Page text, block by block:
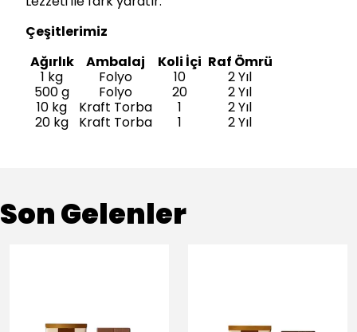
Çeşitlerimiz
Ağırlık
Ambalaj Koli İçi Raf Ömrü
1 kg
Folyo 10
2 Yıl
500 g
Folyo 20
2 Yıl
10 kg
Kraft Torba 1
2 Yıl
20 kg
Kraft Torba 1 2 Yıl
Son Gelenler